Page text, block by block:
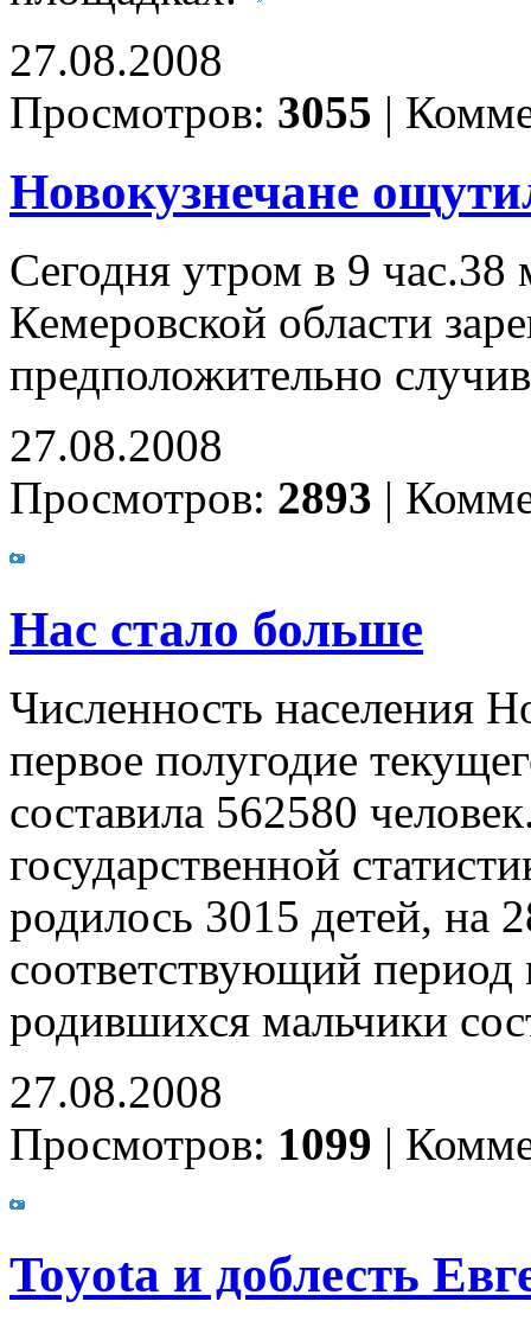
27.08.2008
Просмотров: 3055 |
Новокузнечане
Сегодня утром в 9
Кемеровской области
предположительно
27.08.2008
Просмотров: 2893 |
Нас стало больше
Численность населения
первое полугодие
составила 562580
государственной
родилось 3015 детей, на
соответствующий
родившихся мальчики
27.08.2008
Просмотров: 1099 |
Toyota и доблесть